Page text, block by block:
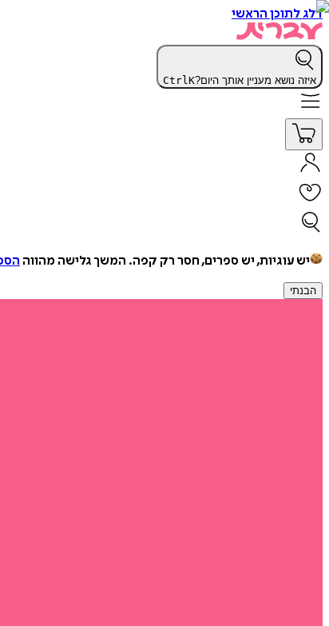
דלג לתוכן הראשי
איזה נושא מעניין אותך היום? CtrlK
יש עוגיות, יש ספרים, חסר רק קפה. המשך גלישה מהווה
הבנתי